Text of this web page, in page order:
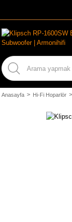
Anasayfa Hi-Fi Hoparlör